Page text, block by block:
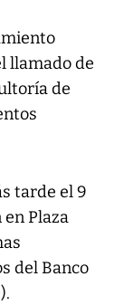
llamado de
de
tarde el 9
Plaza
del Banco